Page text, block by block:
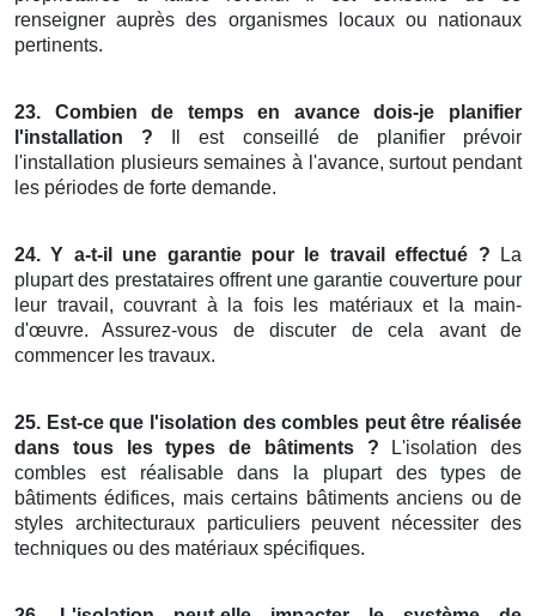
renseigner auprès des organismes locaux ou nationaux
pertinents.
23. Combien de temps en avance dois-je planifier
l'installation ? Il est conseillé de planifier prévoir
l'installation plusieurs semaines à l'avance, surtout pendant
les périodes de forte demande.
24. Y a-t-il une garantie pour le travail effectué ? La
plupart des prestataires offrent une garantie couverture pour
leur travail, couvrant à la fois les matériaux et la main-
d'œuvre. Assurez-vous de discuter de cela avant de
commencer les travaux.
25. Est-ce que l'isolation des combles peut être réalisée
dans tous les types de bâtiments ? L'isolation des
combles est réalisable dans la plupart des types de
bâtiments édifices, mais certains bâtiments anciens ou de
styles architecturaux particuliers peuvent nécessiter des
techniques ou des matériaux spécifiques.